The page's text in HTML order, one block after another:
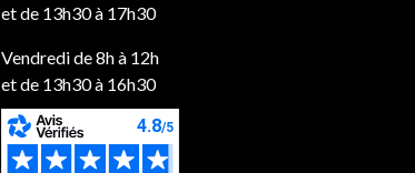
et de 13h30 à 17h30
Vendredi de 8h à 12h
et de 13h30 à 16h30